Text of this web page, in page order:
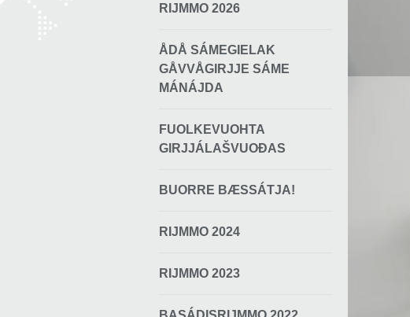
RIJMMO 2026
ÅDÅ SÁMEGIELAK
GÅVVÅGIRJJE SÁME
MÁNÁJDA
FUOLKEVUOHTA
GIRJJÁLAŠVUOĐAS
BUORRE BÆSSÁTJA!
RIJMMO 2024
RIJMMO 2023